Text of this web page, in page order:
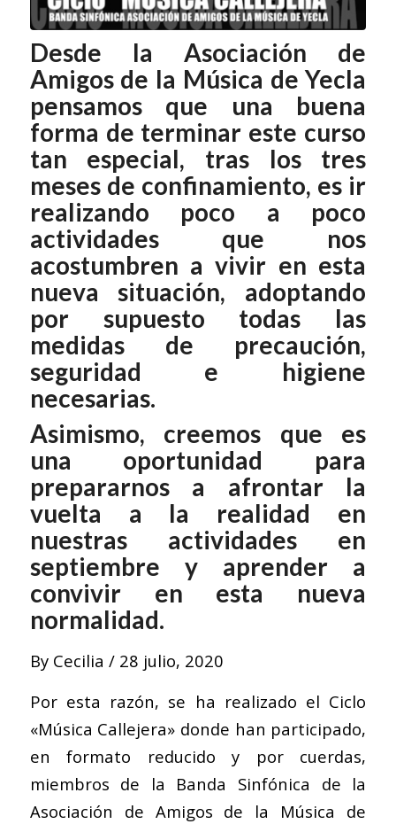
Desde la Asociación de
Amigos de la Música de Yecla
pensamos que una buena
forma de terminar este curso
tan especial, tras los tres
meses de confinamiento, es ir
realizando poco a poco
actividades que nos
acostumbren a vivir en esta
nueva situación, adoptando
por supuesto todas las
medidas de precaución,
seguridad e higiene
necesarias.
Asimismo, creemos que es
una oportunidad para
prepararnos a afrontar la
vuelta a la realidad en
nuestras actividades en
septiembre y aprender a
convivir en esta nueva
normalidad.
By Cecilia / 28 julio, 2020
Por esta razón, se ha realizado el Ciclo
«Música Callejera» donde han participado,
en formato reducido y por cuerdas,
miembros de la Banda Sinfónica de la
Asociación de Amigos de la Música de